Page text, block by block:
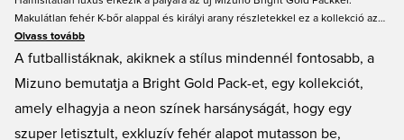
Makulátlan fehér K-bőr alappal és királyi arany részletekkel ez a kollekció az
igazi stoplis-ínyenceknek készült. Akár a Morelia Neo IV β robbanékony
sebességét, akár a Morelia II klasszikus kényelmét kedveled, a japán
FG, AG és Mix talajokra, ez az elegancia megtestesítője.
Olvass tovább
A futballistáknak, akiknek a stílus mindennél fontosabb, a
Mizuno bemutatja a Bright Gold Pack-et, egy kollekciót,
amely elhagyja a neon színek harsányságát, hogy egy
szuper letisztult, exkluzív fehér alapot mutasson be,